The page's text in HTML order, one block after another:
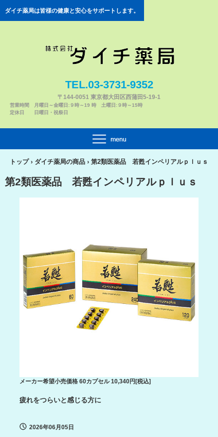
ダイチ薬局は皆様の健康と安心をサポートします。
TEL.03-3731-9352
〒144-0051 東京都大田区西蒲田5-19-1
営業時間 月曜日～金曜日:９時～19 時 土曜日:９時～15時
定休日 日曜日・祝祭日
トップ › ダイチ薬局の商品 › 第2類医薬品 若甦インペリアルｐｌｕｓ
第2類医薬品 若甦インペリアルｐｌｕｓ
メーカー希望小売価格 60カプセル 10,340円[税込]
疲れをつらいと感じる方に
2026年06月05日